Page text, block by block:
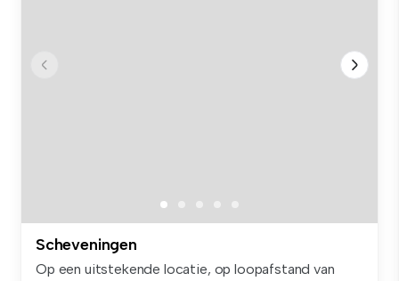
Scheveningen
Op een uitstekende locatie, op loopafstand van